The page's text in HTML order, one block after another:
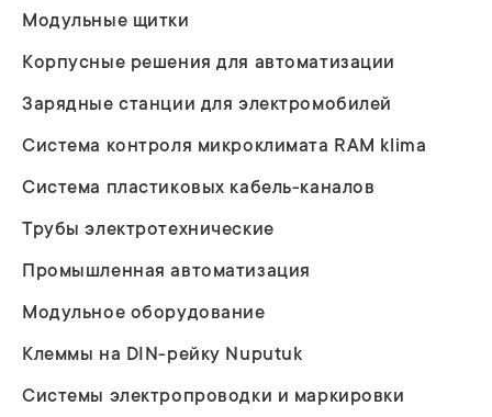
Модульные щитки
Корпусные решения для автоматизации
Зарядные станции для электромобилей
Система контроля микроклимата RAM klima
Система пластиковых кабель-каналов
Трубы электротехнические
Промышленная автоматизация
Модульное оборудование
Клеммы на DIN-рейку Nuputuk
Системы электропроводки и маркировки